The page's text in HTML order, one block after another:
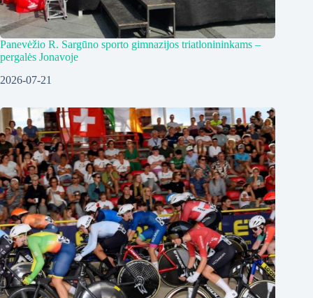
Panevėžio R. Sargūno sporto gimnazijos triatlonininkams –
pergalės Jonavoje
2026-07-21